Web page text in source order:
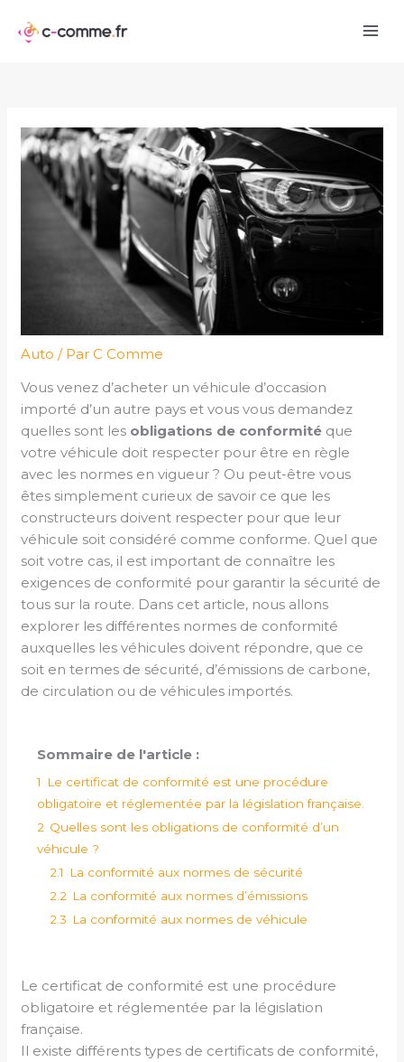
Auto / ParC Comme
Vous venez d’acheter un véhicule d’occasion
importé d’un autre pays et vous vous demandez
quelles sont les obligations de conformité que
votre véhicule doit respecter pour être en règle
avec les normes en vigueur ? Ou peut-être vous
êtes simplement curieux de savoir ce que les
constructeurs doivent respecter pour que leur
véhicule soit considéré comme conforme. Quel que
soit votre cas, il est important de connaître les
exigences de conformité pour garantir la sécurité de
tous sur la route. Dans cet article, nous allons
explorer les différentes normes de conformité
auxquelles les véhicules doivent répondre, que ce
soit en termes de sécurité, d’émissions de carbone,
de circulation ou de véhicules importés.
Sommaire de l'article :
1
Le certificat de conformité est une procédure
obligatoire et réglementée par la législation française.
2 Quelles sont les obligations de conformité d’un
véhicule ?
2.1
La conformité aux normes de sécurité
2.2 La conformité aux normes d’émissions
2.3 La conformité aux normes de véhicule
Le certificat de conformité est une procédure
obligatoire et réglementée par la législation
française.
Il existe différents types de certificats de conformité,